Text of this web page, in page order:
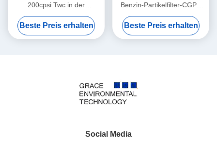
200cpsi Twc in der
Automobil-Katalysator-
Chemie
Beste Preis erhalten
Benzin-Partikelfilter-CGPF
Licht-der Werbung in des
Fahrzeug-Euro-6
Beste Preis erhalten
Social Media